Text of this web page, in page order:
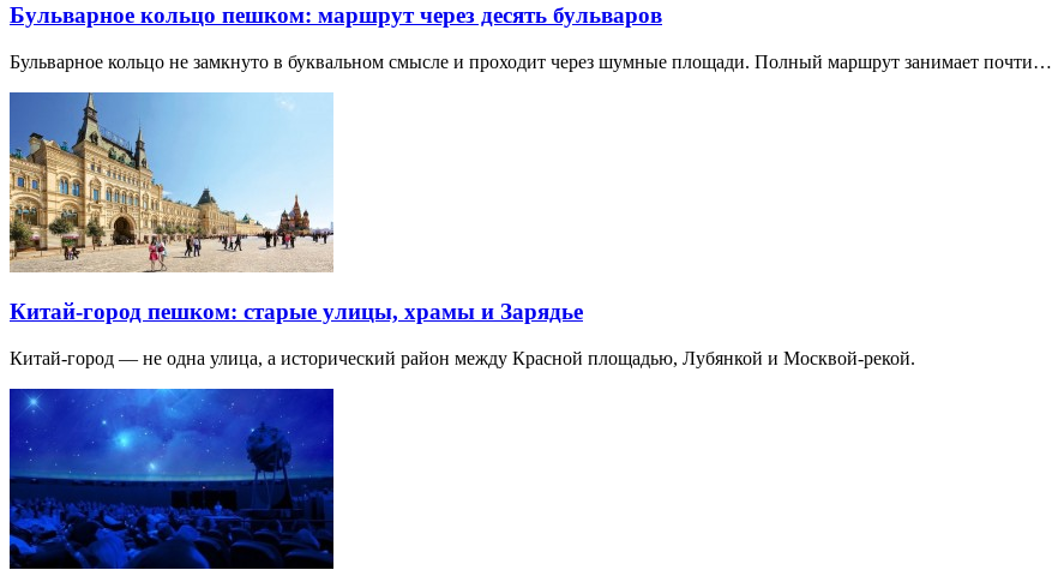
Бульварное кольцо пешком: маршрут через десять бульваров
Бульварное кольцо не замкнуто в буквальном смысле и проходит через шумные площади. Полный маршрут занимает почти…
Китай-город пешком: старые улицы, храмы и Зарядье
Китай-город — не одна улица, а исторический район между Красной площадью, Лубянкой и Москвой-рекой.